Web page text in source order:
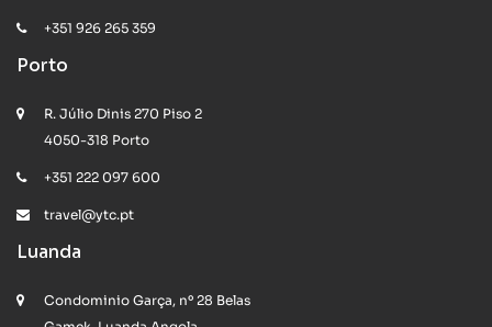
+351 926 265 359
Porto
R. Júlio Dinis 270 Piso 2
4050-318 Porto
+351 222 097 600
travel@ytc.pt
Luanda
Condominio Garça, nº 28 Belas